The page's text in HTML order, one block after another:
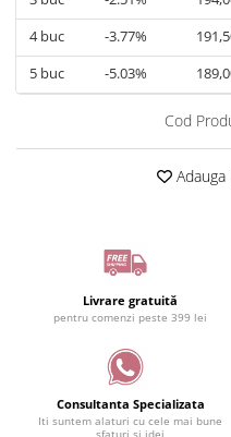
4buc -3.77%
5buc -5.03%
Cod
Adauga
Livrare gratuită
pentru comenzi peste 399 lei
Consultanta Specializata
Iti suntem alaturi cu cele mai bune
sfaturi si idei